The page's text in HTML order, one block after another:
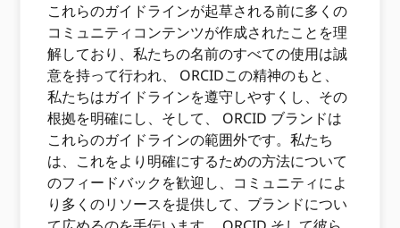
これらのガイドラインが起草される前に多くの
コミュニティコンテンツが作成されたことを理
解しており、私たちの名前のすべての使用は誠
意を持って行われ、 ORCIDこの精神のもと、
私たちはガイドラインを遵守しやすくし、その
根拠を明確にし、そして、 ORCID ブランドは
これらのガイドラインの範囲外です。私たち
は、これをより明確にするための方法について
のフィードバックを歓迎し、コミュニティによ
り多くのリソースを提供して、ブランドについ